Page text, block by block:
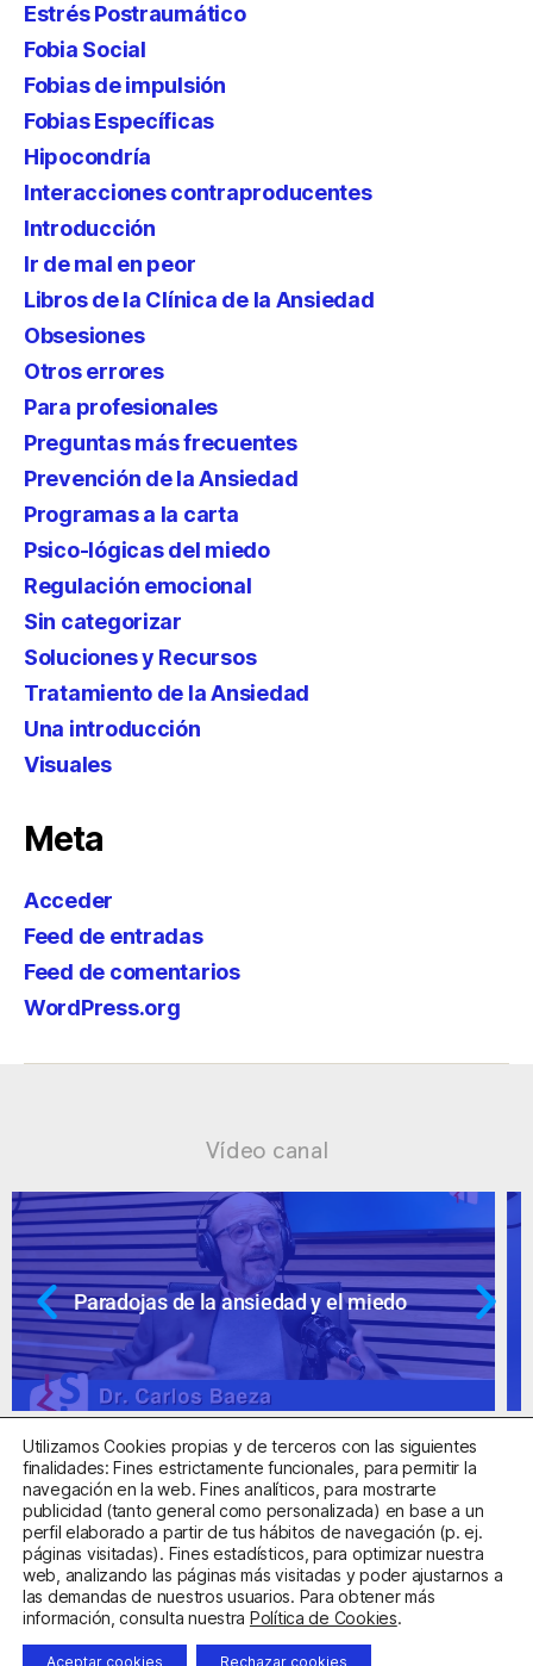
Estrés Postraumático
Fobia Social
Fobias de impulsión
Fobias Específicas
Hipocondría
Interacciones contraproducentes
Introducción
Ir de mal en peor
Libros de la Clínica de la Ansiedad
Obsesiones
Otros errores
Para profesionales
Preguntas más frecuentes
Prevención de la Ansiedad
Programas a la carta
Psico-lógicas del miedo
Regulación emocional
Sin categorizar
Soluciones y Recursos
Tratamiento de la Ansiedad
Una introducción
Visuales
Meta
Acceder
Feed de entradas
Feed de comentarios
WordPress.org
Vídeo canal
Ansiedad: supuestos cuestionables
Centro Sanitario Autorizado con el código E08737002
Aviso LegalPolítica de PrivacidadPolítica de Cookies
Utilizamos Cookies propias y de terceros con las siguientes
finalidades: Fines estrictamente funcionales, para permitir la
navegación en la web. Fines analíticos, para mostrarte
publicidad (tanto general como personalizada) en base a un
perfil elaborado a partir de tus hábitos de navegación (p. ej.
páginas visitadas). Fines estadísticos, para optimizar nuestra
web, analizando las páginas más visitadas y poder ajustarnos a
las demandas de nuestros usuarios. Para obtener más
información, consulta nuestra Política de Cookies.
Aceptar cookies Rechazar cookies